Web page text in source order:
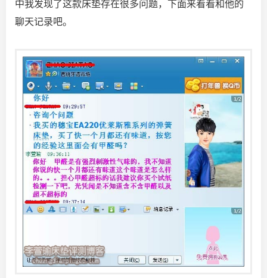
中我发现了这款床垫存在很多问题，下面来看看和他的
聊天记录吧。